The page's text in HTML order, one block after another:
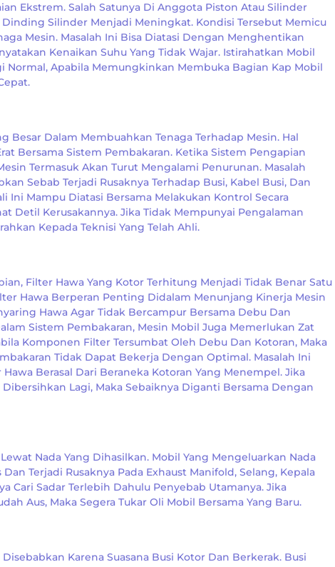
Ekstrem. Salah Satunya Di Anggota Piston Atau Silinder
Silinder Menjadi Meningkat. Kondisi Tersebut Memicu
Mesin. Masalah Ini Bisa Diatasi Dengan Menghentikan
Kenaikan Suhu Yang Tidak Wajar. Istirahatkan Mobil
Normal, Apabila Memungkinkan Membuka Bagian Kap Mobil
Dalam Membuahkan Tenaga Terhadap Mesin. Hal
Bersama Sistem Pembakaran. Ketika Sistem Pengapian
Termasuk Akan Turut Mengalami Penurunan. Masalah
Sebab Terjadi Rusaknya Terhadap Busi, Kabel Busi, Dan
Ini Mampu Diatasi Bersama Melakukan Kontrol Secara
Detil Kerusakannya. Jika Tidak Mempunyai Pengalaman
Kepada Teknisi Yang Telah Ahli.
Filter Hawa Yang Kotor Terhitung Menjadi Tidak Benar Satu
Hawa Berperan Penting Didalam Menunjang Kinerja Mesin
Hawa Agar Tidak Bercampur Bersama Debu Dan
Sistem Pembakaran, Mesin Mobil Juga Memerlukan Zat
Komponen Filter Tersumbat Oleh Debu Dan Kotoran, Maka
Tidak Dapat Bekerja Dengan Optimal. Masalah Ini
Berasal Dari Beraneka Kotoran Yang Menempel. Jika
Lagi, Maka Sebaiknya Diganti Bersama Dengan
Nada Yang Dihasilkan. Mobil Yang Mengeluarkan Nada
Terjadi Rusaknya Pada Exhaust Manifold, Selang, Kepala
Cari Sadar Terlebih Dahulu Penyebab Utamanya. Jika
Aus, Maka Segera Tukar Oli Mobil Bersama Yang Baru.
Karena Suasana Busi Kotor Dan Berkerak. Busi